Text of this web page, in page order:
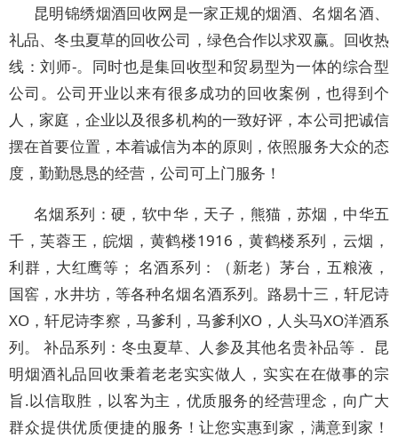
昆明锦绣烟酒回收网是一家正规的烟酒、名烟名酒、
礼品、冬虫夏草的回收公司，绿色合作以求双赢。回收热
线：刘师-。同时也是集回收型和贸易型为一体的综合型
公司。公司开业以来有很多成功的回收案例，也得到个
人，家庭，企业以及很多机构的一致好评，本公司把诚信
摆在首要位置，本着诚信为本的原则，依照服务大众的态
度，勤勤恳恳的经营，公司可上门服务！
名烟系列：硬，软中华，天子，熊猫，苏烟，中华五
千，芙蓉王，皖烟，黄鹤楼1916，黄鹤楼系列，云烟，
利群，大红鹰等； 名酒系列：（新老）茅台，五粮液，
国窖，水井坊，等各种名烟名酒系列。路易十三，轩尼诗
XO，轩尼诗李察，马爹利，马爹利XO，人头马XO洋酒系
列。 补品系列：冬虫夏草、人参及其他名贵补品等． 昆
明烟酒礼品回收秉着老老实实做人，实实在在做事的宗
旨.以信取胜，以客为主，优质服务的经营理念，向广大
群众提供优质便捷的服务！让您实惠到家，满意到家！